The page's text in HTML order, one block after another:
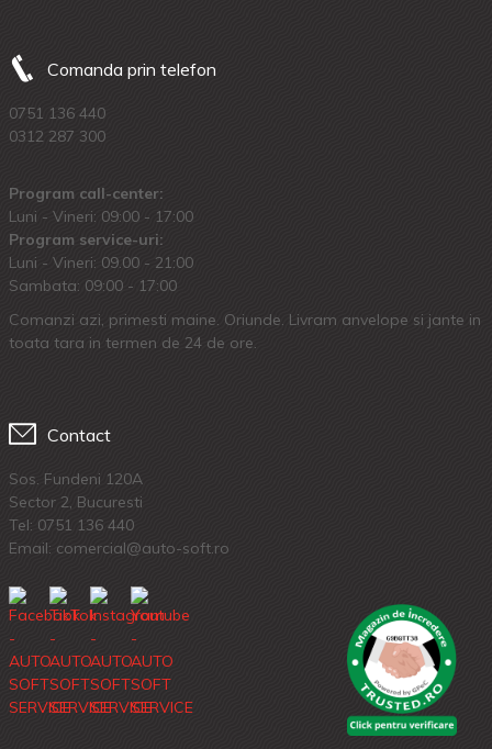
Comanda prin telefon
0751 136 440
0312 287 300
Program call-center:
Luni - Vineri: 09:00 - 17:00
Program service-uri:
Luni - Vineri: 09.00 - 21:00
Sambata: 09:00 - 17:00
Comanzi azi, primesti maine. Oriunde. Livram anvelope si jante in
toata tara in termen de 24 de ore.
Contact
Sos. Fundeni 120A
Sector 2, Bucuresti
Tel: 0751 136 440
Email: comercial@auto-soft.ro